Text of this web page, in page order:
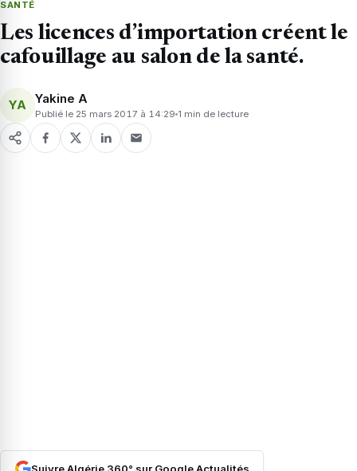
SANTÉ
Les licences d’importation créent le
cafouillage au salon de la santé.
YA Yakine A
Publié le 25 mars 2017 à 14:29 1 min de lecture
Suivre Algérie 360° sur Google Actualités